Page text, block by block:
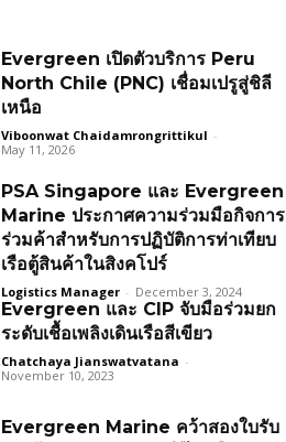
Evergreen เปิดตัวบริการ Peru
North Chile (PNC) เชื่อมเปรูสู่ชิลี
เหนือ
Viboonwat Chaidamrongrittikul -
May 11, 2026
PSA Singapore และ Evergreen
Marine ประกาศความร่วมมือกิจการ
ร่วมค้าสำหรับการปฏิบัติการท่าเทียบ
เรือตู้สินค้าในสิงคโปร์
Logistics Manager - December 3, 2024
Evergreen และ CIP จับมือร่วมยก
ระดับเชื้อเพลิงเดินเรือสีเขียว
Chatchaya Jianswatvatana -
November 10, 2023
Evergreen Marine คว้าสองใบรับ